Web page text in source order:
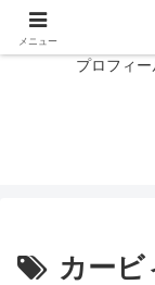
プロフィー
カービ
メニュー